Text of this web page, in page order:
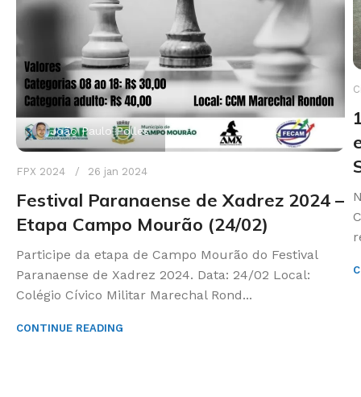
João Paulo Polles
FPX 2024 26 jan 2024
Festival Paranaense de Xadrez 2024 –
Etapa Campo Mourão (24/02)
Participe da etapa de Campo Mourão do Festival
Paranaense de Xadrez 2024. Data: 24/02 Local:
Colégio Cívico Militar Marechal Rond...
CONTINUE READING